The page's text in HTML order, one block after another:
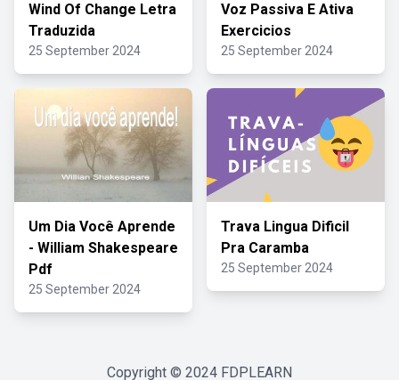
Wind Of Change Letra
Traduzida
25 September 2024
Voz Passiva E Ativa
Exercicios
25 September 2024
Um Dia Você Aprende
- William Shakespeare
Pdf
25 September 2024
Trava Lingua Dificil
Pra Caramba
25 September 2024
Copyright © 2024 FDPLEARN